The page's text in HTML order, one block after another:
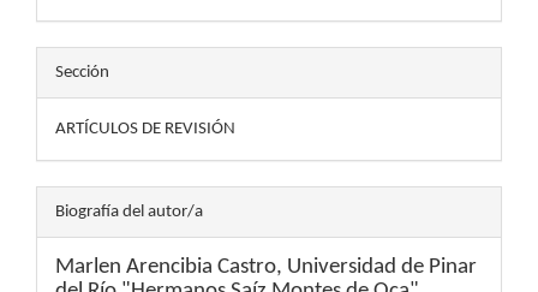
Sección
ARTÍCULOS DE REVISIÓN
Biografía del autor/a
Marlen Arencibia Castro, Universidad de Pinar